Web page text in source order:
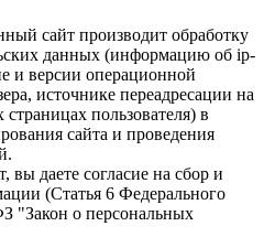
сайт производит обработку
данных (информацию об ip-
и версии операционной
источнике переадресации на
пользователя) в
сайта и проведения
вы даете согласие на сбор и
(Статья 6 Федерального
"Закон о персональных